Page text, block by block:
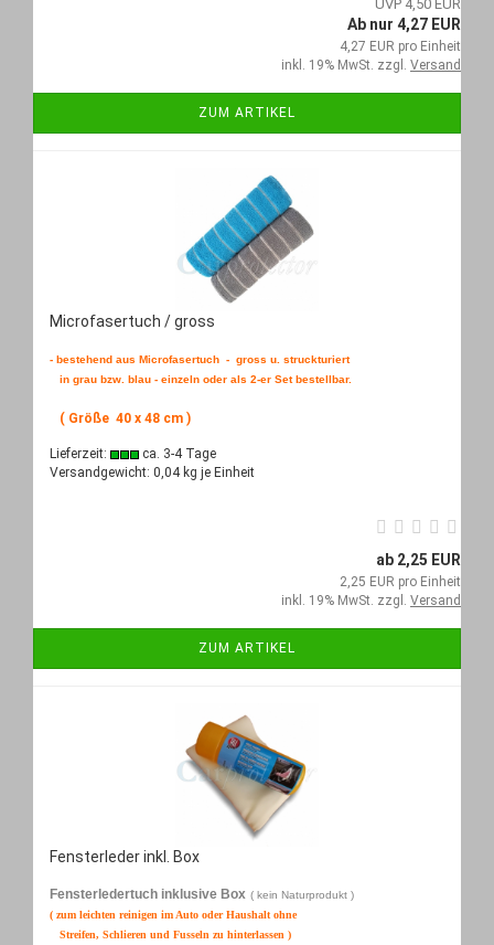
UVP 4,50 EUR
Ab nur 4,27 EUR
4,27 EUR pro Einheit
inkl. 19% MwSt. zzgl. Versand
ZUM ARTIKEL
Microfasertuch / gross
- bestehend aus Microfasertuch - gross u. struckturiert
in grau bzw. blau - einzeln oder als 2-er Set bestellbar.
( Größe 40 x 48 cm )
Lieferzeit:
ca. 3-4 Tage
Versandgewicht: 0,04kg je Einheit
ab 2,25 EUR
2,25 EUR pro Einheit
inkl. 19% MwSt. zzgl. Versand
ZUM ARTIKEL
Fensterleder inkl. Box
Fensterledertuch inklusive Box ( kein Naturprodukt )
( zum leichten reinigen im Auto oder Haushalt ohne
Streifen, Schlieren und Fusseln zu hinterlassen )